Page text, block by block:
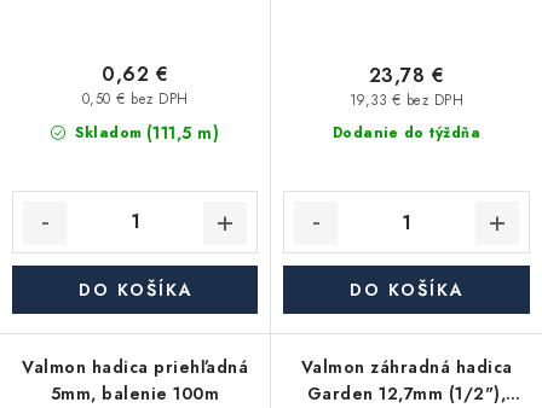
Skladom (111,5 m)
0,50 € bez DPH
0,62 €
DO KOŠÍKA
Dodanie do týždňa
19,33 € bez DPH
23,78 €
DO KOŠÍKA
Valmon hadica priehľadná
5mm, balenie 100m
Valmon záhradná hadica
Garden 12,7mm (1/2"),